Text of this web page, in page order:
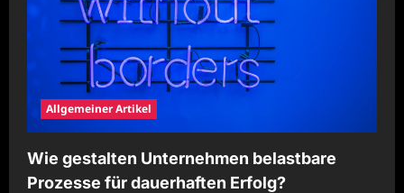
Allgemeiner Artikel
Wie gestalten Unternehmen belastbare
Prozesse für dauerhaften Erfolg?